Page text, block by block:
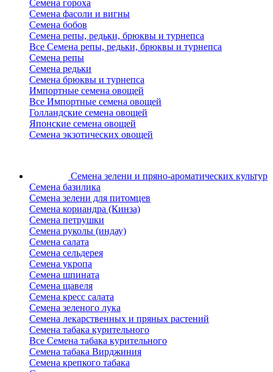
Семена гороха
Семена фасоли и вигны
Семена бобов
Семена репы, редьки, брюквы и турнепса
Все Семена репы, редьки, брюквы и турнепса
Семена репы
Семена редьки
Семена брюквы и турнепса
Импортные семена овощей
Все Импортные семена овощей
Голландские семена овощей
Японские семена овощей
Семена экзотических овощей
Семена зелени и пряно-ароматических культур
Семена базилика
Семена зелени для питомцев
Семена кориандра (Кинза)
Семена петрушки
Семена руколы (индау)
Семена салата
Семена сельдерея
Семена укропа
Семена шпината
Семена щавеля
Семена кресс салата
Семена зеленого лука
Семена лекарственных и пряных растений
Семена табака курительного
Все Семена табака курительного
Семена табака Вирджиния
Семена крепкого табака